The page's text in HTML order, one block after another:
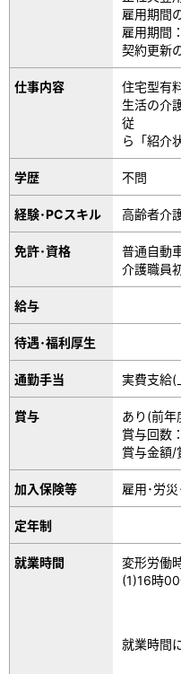
雇用期間
雇用期間：
契約更新
仕事内容
住宅型有
生活の介
従 ※応
ら「紹介
学歴 不問
経験･PCスキル 高齢者介
免許･資格
普通自動
介護職員
給与
待遇･福利厚生
通勤手当 実費支給(
賞与
あり(前年
賞与回数
賞与金額/
加入保険等 雇用･労
定年制
就業時間
変形労働
(1)16時
就業時間